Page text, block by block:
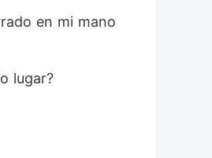
en mi mano
lugar?